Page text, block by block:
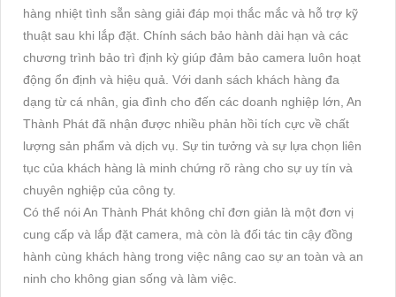
hàng nhiệt tình sẵn sàng giải đáp mọi thắc mắc và hỗ trợ kỹ
thuật sau khi lắp đặt. Chính sách bảo hành dài hạn và các
chương trình bảo trì định kỳ giúp đảm bảo camera luôn hoạt
động ổn định và hiệu quả. Với danh sách khách hàng đa
dạng từ cá nhân, gia đình cho đến các doanh nghiệp lớn, An
Thành Phát đã nhận được nhiều phản hồi tích cực về chất
lượng sản phẩm và dịch vụ. Sự tin tưởng và sự lựa chọn liên
tục của khách hàng là minh chứng rõ ràng cho sự uy tín và
chuyên nghiệp của công ty.
Có thể nói An Thành Phát không chỉ đơn giản là một đơn vị
cung cấp và lắp đặt camera, mà còn là đối tác tin cậy đồng
hành cùng khách hàng trong việc nâng cao sự an toàn và an
ninh cho không gian sống và làm việc.